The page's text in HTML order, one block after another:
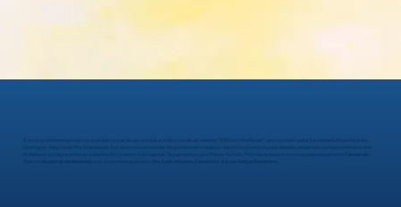
É com grande entusiasmo que damos as boas-vindas a todos vocês ao evento "SBU on the Road" , promovido pela Sociedade Brasileira de
Urologia - Regional Rio Grande do Sul. Em nossa missão de promover o avanço da urologia em nosso estado, estamos comprometidos em
fortalecer os laços entre as cidades do interior e da capital. Já passamos por Passo Fundo, Pelotas e, esse ano nossa parada será em
Caxias do
Sul
Hospital da Unimed sob a coordenação dos Drs. Luis Alberto Zanettini e Luis Felipe Zanettini